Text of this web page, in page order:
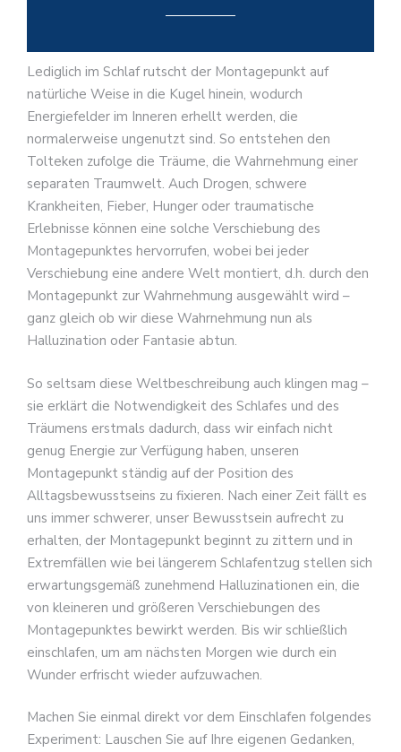
Lediglich im Schlaf rutscht der Montagepunkt auf
natürliche Weise in die Kugel hinein, wodurch
Energiefelder im Inneren erhellt werden, die
normalerweise ungenutzt sind. So entstehen den
Tolteken zufolge die Träume, die Wahrnehmung einer
separaten Traumwelt. Auch Drogen, schwere
Krankheiten, Fieber, Hunger oder traumatische
Erlebnisse können eine solche Verschiebung des
Montagepunktes hervorrufen, wobei bei jeder
Verschiebung eine andere Welt montiert, d.h. durch den
Montagepunkt zur Wahrnehmung ausgewählt wird –
ganz gleich ob wir diese Wahrnehmung nun als
Halluzination oder Fantasie abtun.
So seltsam diese Weltbeschreibung auch klingen mag –
sie erklärt die Notwendigkeit des Schlafes und des
Träumens erstmals dadurch, dass wir einfach nicht
genug Energie zur Verfügung haben, unseren
Montagepunkt ständig auf der Position des
Alltagsbewusstseins zu fixieren. Nach einer Zeit fällt es
uns immer schwerer, unser Bewusstsein aufrecht zu
erhalten, der Montagepunkt beginnt zu zittern und in
Extremfällen wie bei längerem Schlafentzug stellen sich
erwartungsgemäß zunehmend Halluzinationen ein, die
von kleineren und größeren Verschiebungen des
Montagepunktes bewirkt werden. Bis wir schließlich
einschlafen, um am nächsten Morgen wie durch ein
Wunder erfrischt wieder aufzuwachen.
Machen Sie einmal direkt vor dem Einschlafen folgendes
Experiment: Lauschen Sie auf Ihre eigenen Gedanken,